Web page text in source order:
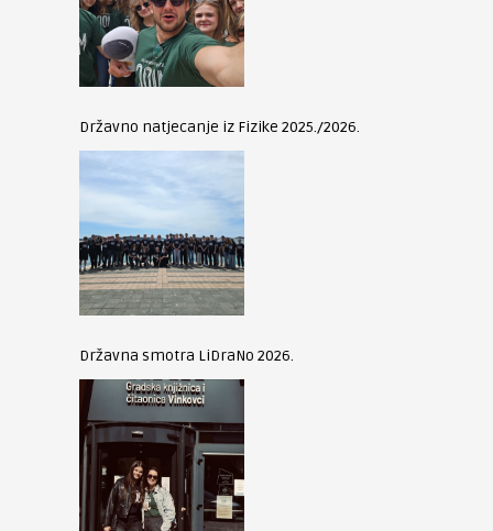
Državno natjecanje iz Fizike 2025./2026.
Državna smotra LiDraNo 2026.